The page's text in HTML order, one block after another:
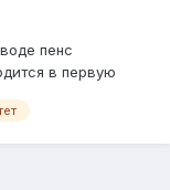
пенс
в первую